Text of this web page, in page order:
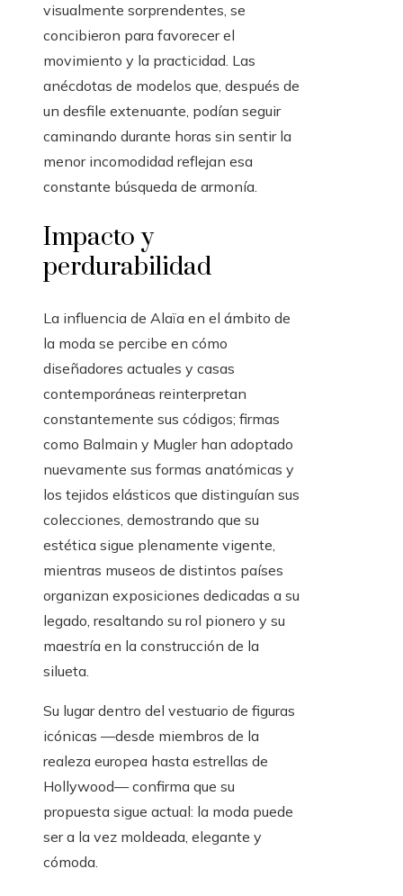
visualmente sorprendentes, se
concibieron para favorecer el
movimiento y la practicidad. Las
anécdotas de modelos que, después de
un desfile extenuante, podían seguir
caminando durante horas sin sentir la
menor incomodidad reflejan esa
constante búsqueda de armonía.
Impacto y
perdurabilidad
La influencia de Alaïa en el ámbito de
la moda se percibe en cómo
diseñadores actuales y casas
contemporáneas reinterpretan
constantemente sus códigos; firmas
como Balmain y Mugler han adoptado
nuevamente sus formas anatómicas y
los tejidos elásticos que distinguían sus
colecciones, demostrando que su
estética sigue plenamente vigente,
mientras museos de distintos países
organizan exposiciones dedicadas a su
legado, resaltando su rol pionero y su
maestría en la construcción de la
silueta.
Su lugar dentro del vestuario de figuras
icónicas —desde miembros de la
realeza europea hasta estrellas de
Hollywood— confirma que su
propuesta sigue actual: la moda puede
ser a la vez moldeada, elegante y
cómoda.